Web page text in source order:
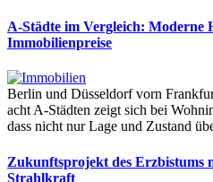
A-Städte im Vergleich: Moderne
Immobilienpreise
Berlin und Düsseldorf vorn
acht A-Städten zeigt sich bei
dass nicht nur Lage und Zustand
Zukunftsprojekt des Erzbistums
Strahlkraft